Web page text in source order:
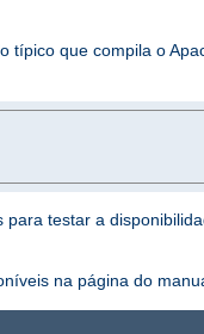
típico que compila o
testar a
na página do